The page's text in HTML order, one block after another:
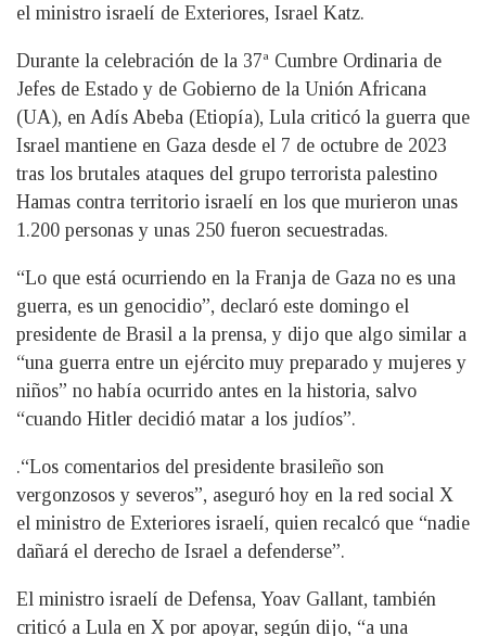
el ministro israelí de Exteriores, Israel Katz.
Durante la celebración de la 37ª Cumbre Ordinaria de
Jefes de Estado y de Gobierno de la Unión Africana
(UA), en Adís Abeba (Etiopía), Lula criticó la guerra que
Israel mantiene en Gaza desde el 7 de octubre de 2023
tras los brutales ataques del grupo terrorista palestino
Hamas contra territorio israelí en los que murieron unas
1.200 personas y unas 250 fueron secuestradas.
“Lo que está ocurriendo en la Franja de Gaza no es una
guerra, es un genocidio”, declaró este domingo el
presidente de Brasil a la prensa, y dijo que algo similar a
“una guerra entre un ejército muy preparado y mujeres y
niños” no había ocurrido antes en la historia, salvo
“cuando Hitler decidió matar a los judíos”.
.“Los comentarios del presidente brasileño son
vergonzosos y severos”, aseguró hoy en la red social X
el ministro de Exteriores israelí, quien recalcó que “nadie
dañará el derecho de Israel a defenderse”.
El ministro israelí de Defensa, Yoav Gallant, también
criticó a Lula en X por apoyar, según dijo, “a una